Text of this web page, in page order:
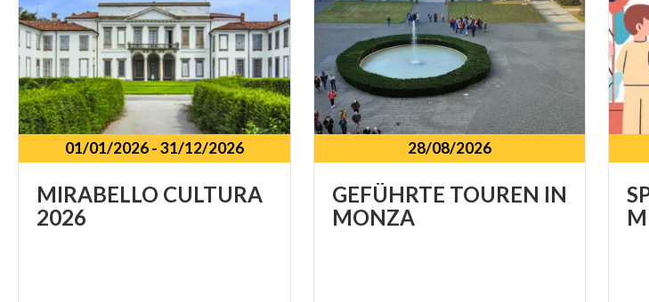
01/01/2026-31/12/2026
MIRABELLO CULTURA
2026
28/08/2026
GEFÜHRTE TOUREN IN
MONZA